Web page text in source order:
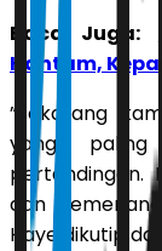
Baca Juga:
Hantam,
”Sekarang
yang paling
pertandingan.
dan
Haye dikutip dari